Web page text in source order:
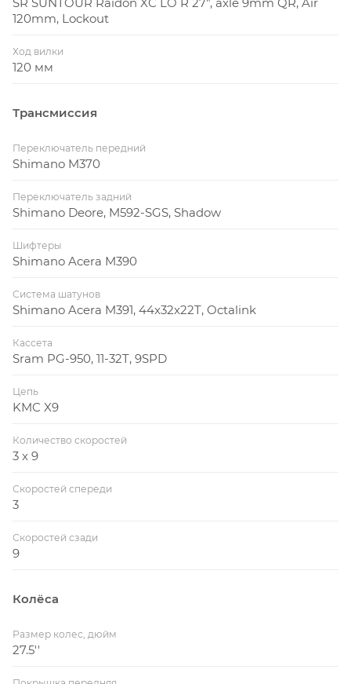
SR SUNTOUR Raidon XC LO R 27", axle 9mm QR, Air
120mm, Lockout
Ход вилки
120 мм
Трансмиссия
Переключатель передний
Shimano M370
Переключатель задний
Shimano Deore, M592-SGS, Shadow
Шифтеры
Shimano Acera M390
Система шатунов
Shimano Acera M391, 44x32x22T, Octalink
Кассета
Sram PG-950, 11-32T, 9SPD
Цепь
KMC X9
Количество скоростей
3 x 9
Скоростей спереди
3
Скоростей сзади
9
Колёса
Размер колес, дюйм
27.5''